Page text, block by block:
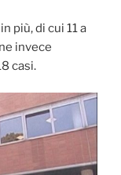
più, di cui 11 a
invece
casi.